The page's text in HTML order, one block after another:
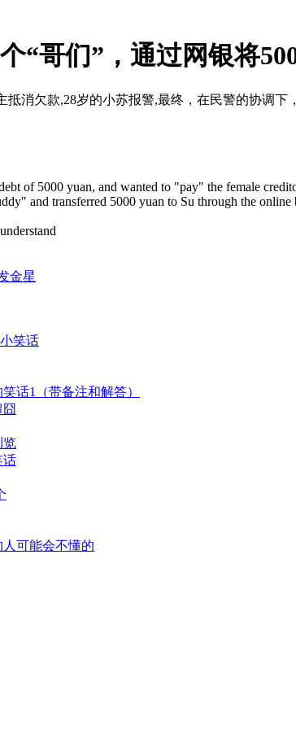
“哥们”，通过网银将
消欠款,28岁的小苏报警,最终，在民警的协调下
of 5000 yuan, and wanted to "pay" the female
and transferred 5000 yuan to Su through the online
金星
笑话
话1（带备注和解答）
览
话
可能会不懂的